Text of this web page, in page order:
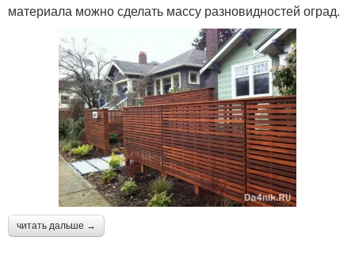
материала можно сделать массу разновидностей оград.
читать дальше →